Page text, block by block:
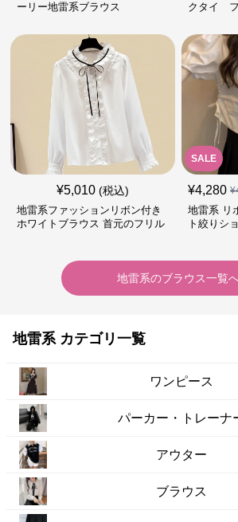
ーリー地雷系ブラウス
クタイ
¥5,010 (税込)
地雷系ファッションリボン付き
ホワイトブラウス 首元のフリル
SALE
¥4,280 ¥
地雷系 リ
ト絞りシ
地雷系のブラウス一覧
地雷系 カテゴリ一覧
ワンピース
パーカー・トレーナ
アウター
ブラウス